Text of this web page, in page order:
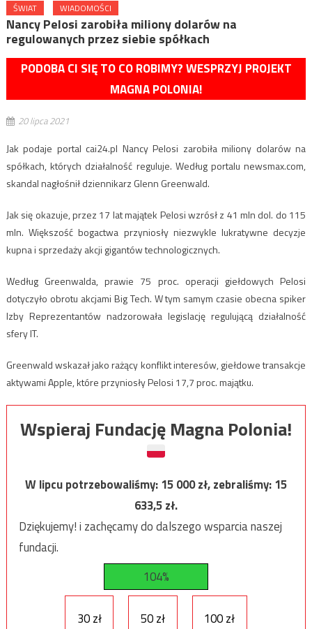
ŚWIAT WIADOMOŚCI
Nancy Pelosi zarobiła miliony dolarów na
regulowanych przez siebie spółkach
PODOBA CI SIĘ TO CO ROBIMY? WESPRZYJ PROJEKT
MAGNA POLONIA!
20 lipca 2021
Jak podaje portal cai24.pl Nancy Pelosi zarobiła miliony dolarów na
spółkach, których działalność reguluje. Według portalu newsmax.com,
skandal nagłośnił dziennikarz Glenn Greenwald.
Jak się okazuje, przez 17 lat majątek Pelosi wzrósł z 41 mln dol. do 115
mln. Większość bogactwa przyniosły niezwykle lukratywne decyzje
kupna i sprzedaży akcji gigantów technologicznych.
Według Greenwalda, prawie 75 proc. operacji giełdowych Pelosi
dotyczyło obrotu akcjami Big Tech. W tym samym czasie obecna spiker
Izby Reprezentantów nadzorowała legislację regulującą działalność
sfery IT.
Greenwald wskazał jako rażący konflikt interesów, giełdowe transakcje
aktywami Apple, które przyniosły Pelosi 17,7 proc. majątku.
Wspieraj Fundację Magna Polonia!
W lipcu potrzebowaliśmy:15 000zł, zebraliśmy:15
633,5zł.
Dziękujemy! i zachęcamy do dalszego wsparcia naszej
fundacji.
104%
30 zł 50 zł 100 zł